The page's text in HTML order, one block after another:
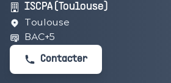
ISCPA (Toulouse)
Toulouse
BAC+5
Contacter